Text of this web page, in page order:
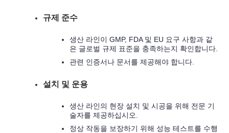
규제 준수
생산 라인이 GMP, FDA 및 EU 요구 사항과 같
은 글로벌 규제 표준을 충족하는지 확인합니다.
관련 인증서나 문서를 제공해야 합니다.
설치 및 운용
생산 라인의 현장 설치 및 시공을 위해 전문 기
술자를 제공하십시오.
정상 작동을 보장하기 위해 성능 테스트를 수행